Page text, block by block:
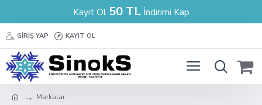
Kayıt Ol 50 TLİndirimi Kap
GIRIŞ YAP KAYIT OL
Markalar